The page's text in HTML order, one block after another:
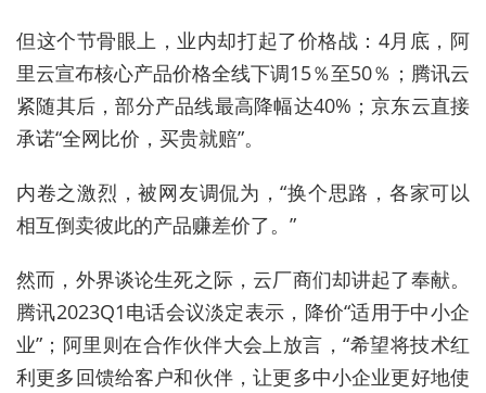
但这个节骨眼上，业内却打起了价格战：4月底，阿
里云宣布核心产品价格全线下调15％至50％；腾讯云
紧随其后，部分产品线最高降幅达40%；京东云直接
承诺“全网比价，买贵就赔”。
内卷之激烈，被网友调侃为，“换个思路，各家可以
相互倒卖彼此的产品赚差价了。”
然而，外界谈论生死之际，云厂商们却讲起了奉献。
腾讯2023Q1电话会议淡定表示，降价“适用于中小企
业”；阿里则在合作伙伴大会上放言，“希望将技术红
利更多回馈给客户和伙伴，让更多中小企业更好地使